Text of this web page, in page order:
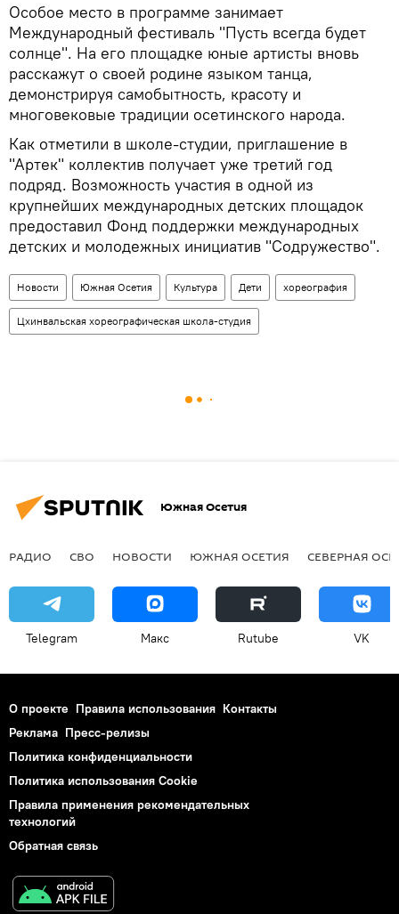
Особое место в программе занимает
Международный фестиваль "Пусть всегда будет
солнце". На его площадке юные артисты вновь
расскажут о своей родине языком танца,
демонстрируя самобытность, красоту и
многовековые традиции осетинского народа.
Как отметили в школе-студии, приглашение в
"Артек" коллектив получает уже третий год
подряд. Возможность участия в одной из
крупнейших международных детских площадок
предоставил Фонд поддержки международных
детских и молодежных инициатив "Содружество".
Новости Южная Осетия Культура Дети хореография
Цхинвальская хореографическая школа-студия
Южная Осетия
РАДИО СВО НОВОСТИ ЮЖНАЯ ОСЕТИЯ СЕВЕРНАЯ
Telegram Макс Rutube VK
О проекте Правила использования Контакты
Реклама Пресс-релизы
Политика конфиденциальности
Политика использования Cookie
Правила применения рекомендательных
технологий
Обратная связь